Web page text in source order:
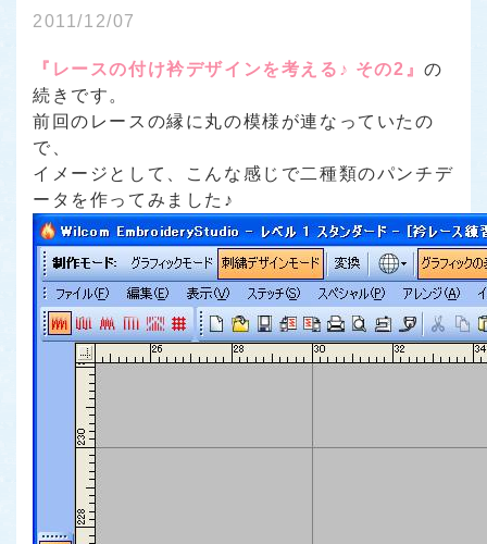
2011/12/07
『レースの付け衿デザインを考える♪ その2』の
続きです。
前回のレースの縁に丸の模様が連なっていたの
で、
イメージとして、こんな感じで二種類のパンチデ
ータを作ってみました♪